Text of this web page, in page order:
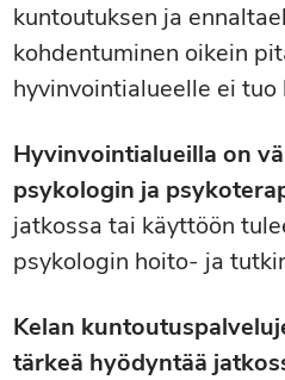
kuntoutuksen ja
kohdentuminen oikein
hyvinvointialueelle ei
Hyvinvointialueilla on
psykologin ja
jatkossa tai käyttöön
psykologin hoito- ja
Kelan
tärkeä hyödyntää